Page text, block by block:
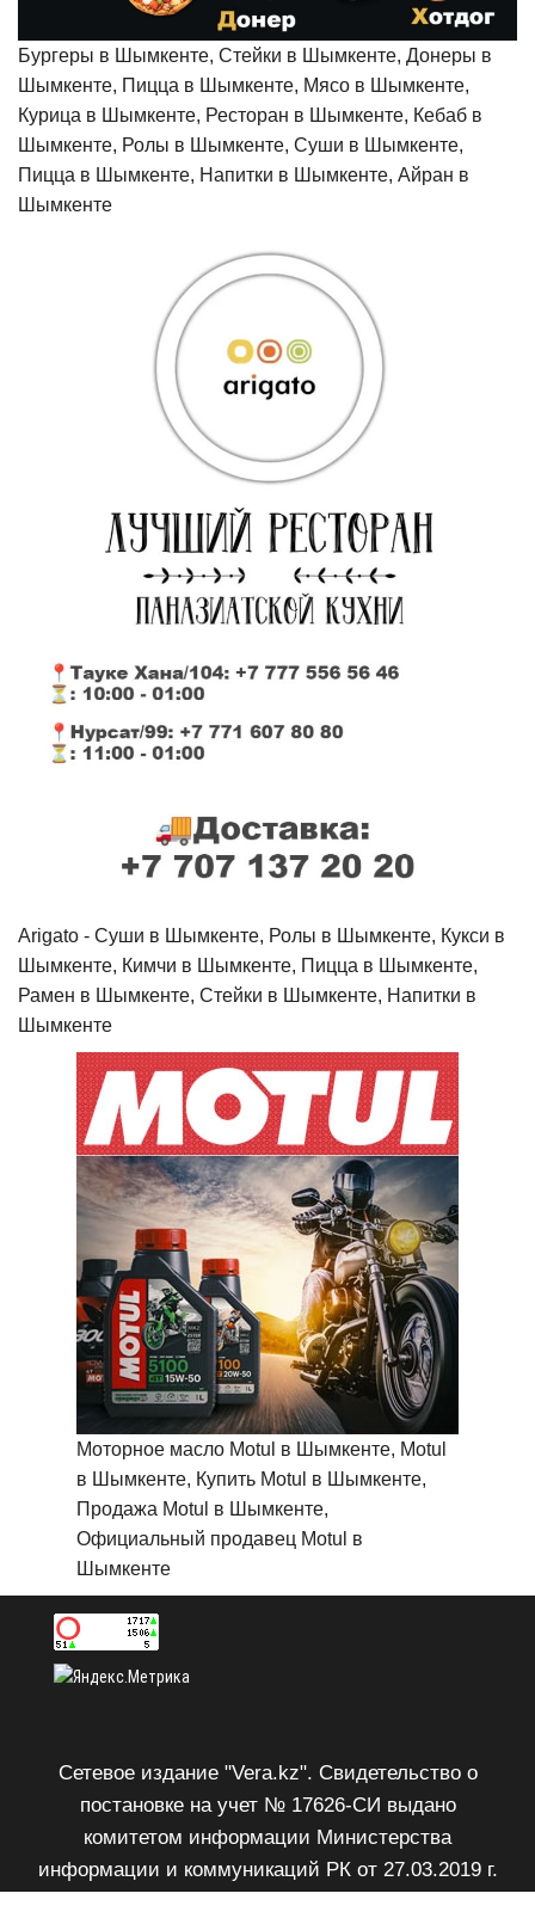
Бургеры в Шымкенте, Стейки в Шымкенте, Донеры в
Шымкенте, Пицца в Шымкенте, Мясо в Шымкенте,
Курица в Шымкенте, Ресторан в Шымкенте, Кебаб в
Шымкенте, Ролы в Шымкенте, Суши в Шымкенте,
Пицца в Шымкенте, Напитки в Шымкенте, Айран в
Шымкенте
Arigato - Cуши в Шымкенте, Ролы в Шымкенте, Кукси в
Шымкенте, Кимчи в Шымкенте, Пицца в Шымкенте,
Рамен в Шымкенте, Стейки в Шымкенте, Напитки в
Шымкенте
Моторное масло Motul в Шымкенте, Motul
в Шымкенте, Купить Motul в Шымкенте,
Продажа Motul в Шымкенте,
Официальный продавец Motul в
Шымкенте
Сетевое издание "Vera.kz". Свидетельство о
постановке на учет № 17626-СИ выдано
комитетом информации Министерства
информации и коммуникаций РК от 27.03.2019 г.